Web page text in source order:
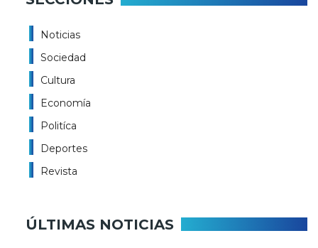
Noticias
Sociedad
Cultura
Economía
Politíca
Deportes
Revista
ÚLTIMAS NOTICIAS